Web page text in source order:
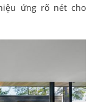
ứng rõ nét cho